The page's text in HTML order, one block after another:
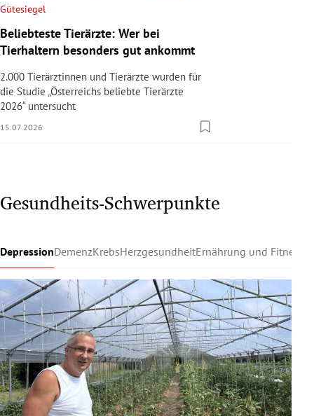
Gütesiegel
Beliebteste Tierärzte: Wer bei
Tierhaltern besonders gut ankommt
2.000 Tierärztinnen und Tierärzte wurden für
die Studie „Österreichs beliebte Tierärzte
2026“ untersucht
15.07.2026
Gesundheits-Schwerpunkte
DepressionDemenzKrebsHerzgesundheitErnährung und Fitness